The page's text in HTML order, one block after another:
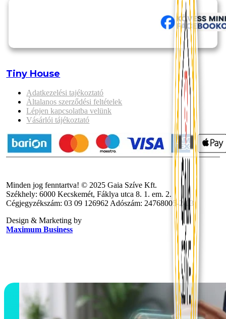
Tiny House
Adatkezelési tajékoztató
Általanos szerződési feltételek
Lépjen kapcsolatba velünk
Vásárlói tájékoztató
Minden jog fenntartva! © 2025 Gaia Szíve Kft.
Székhely: 6000 Kecskemét, Fáklya utca 8. 1. em. 2.
Cégjegyzékszám: 03 09 126962 Adószám: 24768005-2-03
Design & Marketing by
Maximum Business